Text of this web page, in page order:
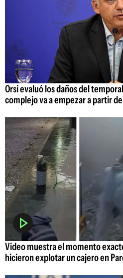
Orsi evaluó los daños del
complejo va a empezar a partir
Video muestra el momento
hicieron explotar un cajero en